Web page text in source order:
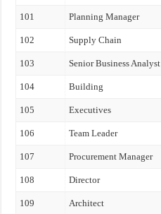
101 Planning Manager
102 Supply Chain
103 Senior Business Analyst
104 Building
105 Executives
106 Team Leader
107 Procurement Manager
108 Director
109 Architect